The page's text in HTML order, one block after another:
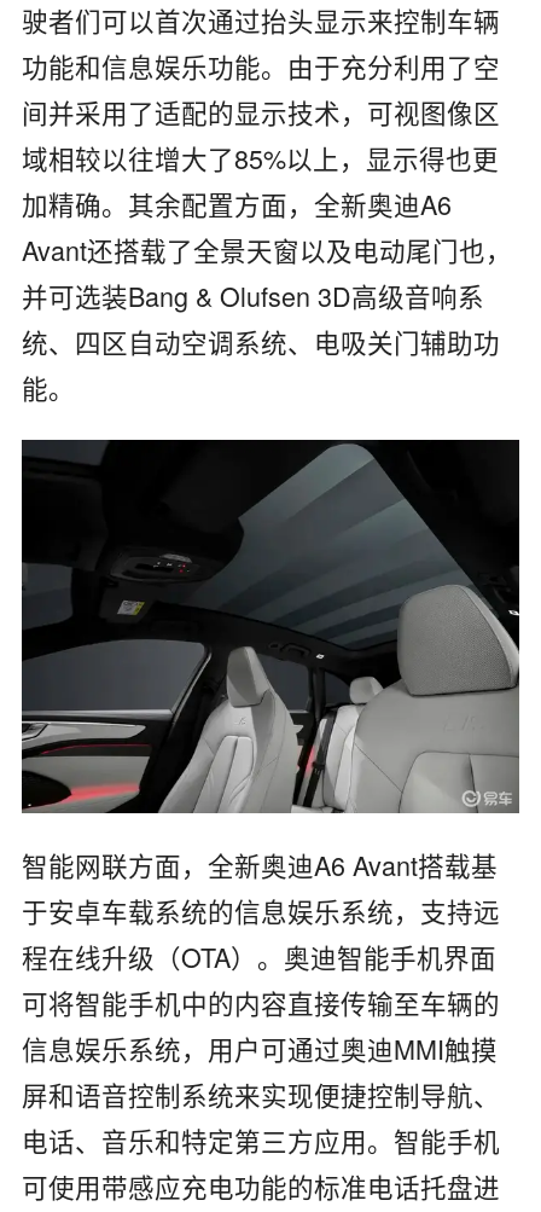
驶者们可以首次通过抬头显示来控制车辆
功能和信息娱乐功能。由于充分利用了空
间并采用了适配的显示技术，可视图像区
域相较以往增大了85%以上，显示得也更
加精确。其余配置方面，全新奥迪A6
Avant还搭载了全景天窗以及电动尾门也，
并可选装Bang & Olufsen 3D高级音响系
统、四区自动空调系统、电吸关门辅助功
能。
智能网联方面，全新奥迪A6 Avant搭载基
于安卓车载系统的信息娱乐系统，支持远
程在线升级（OTA）。奥迪智能手机界面
可将智能手机中的内容直接传输至车辆的
信息娱乐系统，用户可通过奥迪MMI触摸
屏和语音控制系统来实现便捷控制导航、
电话、音乐和特定第三方应用。智能手机
可使用带感应充电功能的标准电话托盘进